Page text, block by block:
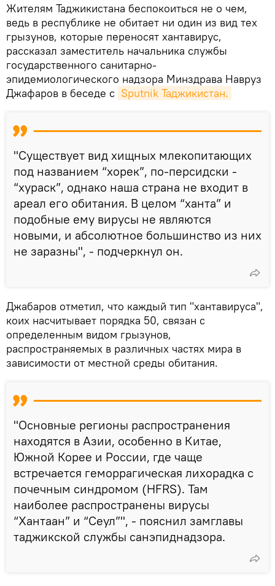
Жителям Таджикистана беспокоиться не о чем,
ведь в республике не обитает ни один из вид тех
грызунов, которые переносят хантавирус,
рассказал заместитель начальника службы
государственного санитарно-
эпидемиологического надзора Минздрава Навруз
Джафаров в беседе с Sputnik Таджикистан.
"Существует вид хищных млекопитающих
под названием “хорек”, по-персидски -
“хураск”, однако наша страна не входит в
ареал его обитания. В целом “ханта” и
подобные ему вирусы не являются
новыми, и абсолютное большинство из них
не заразны", - подчеркнул он.
Джабаров отметил, что каждый тип "хантавируса",
коих насчитывает порядка 50, связан с
определенным видом грызунов,
распространяемых в различных частях мира в
зависимости от местной среды обитания.
"Основные регионы распространения
находятся в Азии, особенно в Китае,
Южной Корее и России, где чаще
встречается геморрагическая лихорадка с
почечным синдромом (HFRS). Там
наиболее распространены вирусы
“Хантаан” и “Сеул”", - пояснил замглавы
таджикской службы санэпиднадзора.